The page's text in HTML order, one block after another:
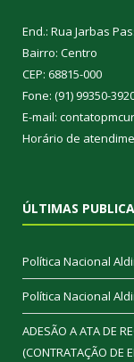
End.: Rua Jarbas
Bairro: Centro
CEP: 68815-000
Fone: (91) 99350-
E-mail:
Horário de
ÚLTIMAS
Política Nacional
Política Nacional
ADESÃO A ATA DE
(CONTRATAÇÃO DE